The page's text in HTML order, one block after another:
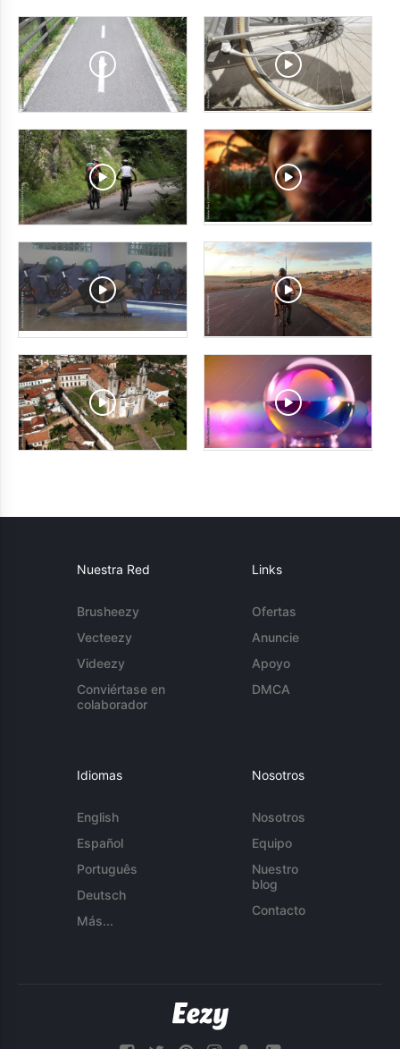
Nuestra Red
Brusheezy
Vecteezy
Videezy
Conviértase en
colaborador
Links
Ofertas
Anuncie
Apoyo
DMCA
Idiomas
English
Español
Português
Deutsch
Más...
Nosotros
Nosotros
Equipo
Nuestro
blog
Contacto